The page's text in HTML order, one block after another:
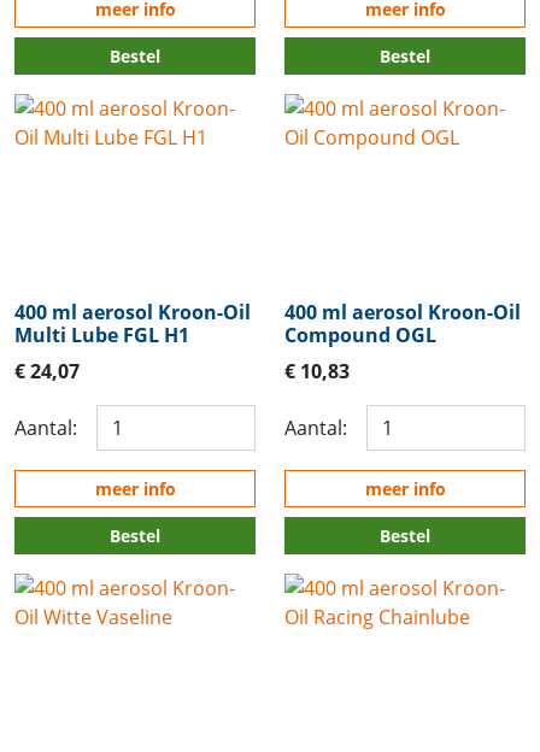
meer info
Bestel
meer info
Bestel
400 ml aerosol Kroon-Oil
Multi Lube FGL H1
€ 24,07
Aantal:
meer info
Bestel
400 ml aerosol Kroon-Oil
Compound OGL
€ 10,83
Aantal:
meer info
Bestel